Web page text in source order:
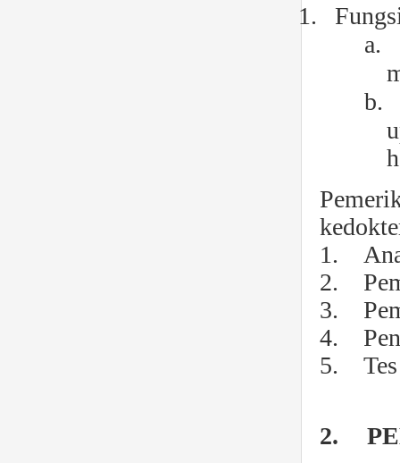
1.
a.
b.
1.
2.
3.
4.
5. Tes
2.